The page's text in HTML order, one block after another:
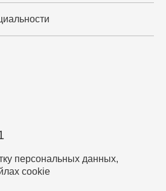
персональных данных,
cookie